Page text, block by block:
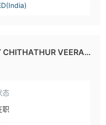
VEERAV
态
职